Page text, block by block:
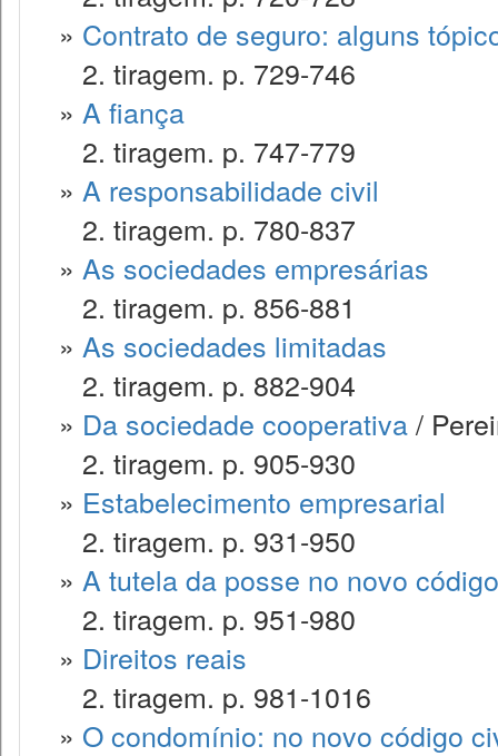
» Contrato de seguro: alguns
2. tiragem. p. 729-746
» A fiança
2. tiragem. p. 747-779
» A responsabilidade civil
2. tiragem. p. 780-837
» As sociedades empresárias
2. tiragem. p. 856-881
» As sociedades limitadas
2. tiragem. p. 882-904
» Da sociedade cooperativa/
2. tiragem. p. 905-930
» Estabelecimento empresarial
2. tiragem. p. 931-950
» A tutela da posse no novo
2. tiragem. p. 951-980
» Direitos reais
2. tiragem. p. 981-1016
» O condomínio: no novo código